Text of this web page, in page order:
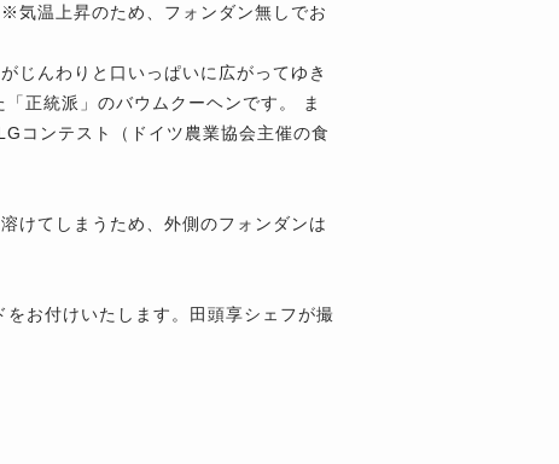
気温上昇のため、フォンダン無しでお
じんわりと口いっぱいに広がってゆき
正統派」のバウムクーヘンです。 ま
コンテスト（ドイツ農業協会主催の食
けてしまうため、外側のフォンダンは
お付けいたします。田頭享シェフが撮